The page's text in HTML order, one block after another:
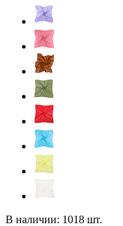
В наличии: 1018 шт.